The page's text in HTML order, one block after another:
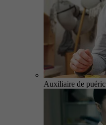
Auxiliaire de